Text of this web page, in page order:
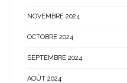
NOVEMBRE 2024
OCTOBRE 2024
SEPTEMBRE 2024
AOÛT 2024